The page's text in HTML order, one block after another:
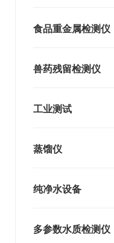
食品重金属检测仪
兽药残留检测仪
工业测试
蒸馏仪
纯净水设备
多参数水质检测仪